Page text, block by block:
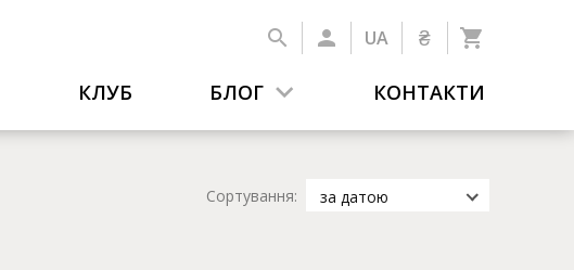
UA ₴
КЛУБ БЛОГ КОНТАКТИ
Сортування:
за датою